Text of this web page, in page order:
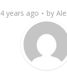
4 years ago by